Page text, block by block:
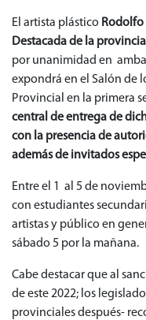
El artista plástico Rodolfo
Destacada de la
por unanimidad en
expondrá en el Salón de
Provincial en la primera
central de entrega de
con la presencia de
además de invitados
Entre el 1 al 5 de
con estudiantes
artistas y público en
sábado 5 por la mañana.
Cabe destacar que al
de este 2022; los
provinciales después-